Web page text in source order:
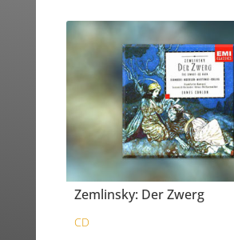
Zemlinsky: Der Zwerg
CD